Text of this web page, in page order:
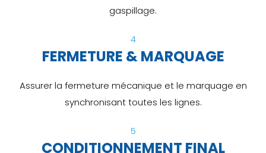
gaspillage.
4
FERMETURE & MARQUAGE
Assurer la fermeture mécanique et le marquage en
synchronisant toutes les lignes.
5
CONDITIONNEMENT FINAL